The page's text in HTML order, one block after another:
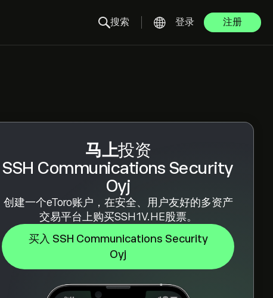
搜索 登录 注册
马上投资
SSH Communications Security
Oyj
创建一个eToro账户，在安全、用户友好的多资产
交易平台上购买SSH1V.HE股票。
买入 SSH Communications Security
Oyj